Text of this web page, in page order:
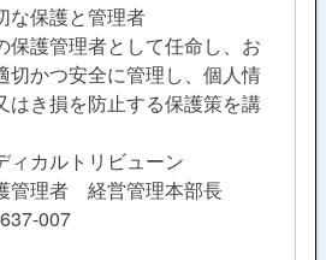
な保護と管理者
保護管理者として任命し、お
切かつ安全に管理し、個人情
はき損を防止する保護策を講
ルトリビューン
理者 経営管理本部長
007